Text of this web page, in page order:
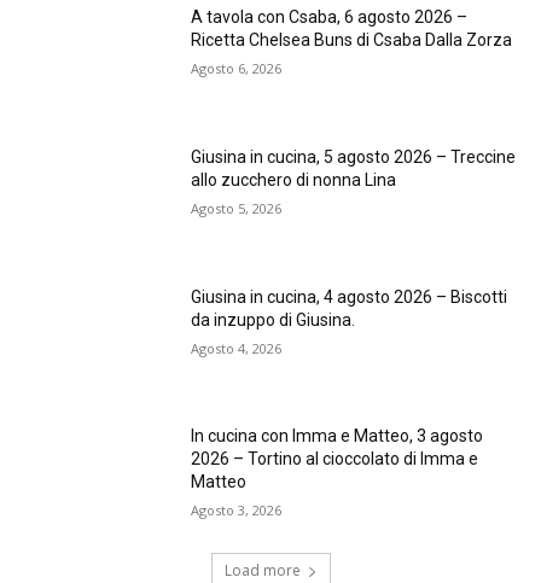
A tavola con Csaba, 6 agosto 2026 –
Ricetta Chelsea Buns di Csaba Dalla Zorza
Agosto 6, 2026
Giusina in cucina, 5 agosto 2026 – Treccine
allo zucchero di nonna Lina
Agosto 5, 2026
Giusina in cucina, 4 agosto 2026 – Biscotti
da inzuppo di Giusina.
Agosto 4, 2026
In cucina con Imma e Matteo, 3 agosto
2026 – Tortino al cioccolato di Imma e
Matteo
Agosto 3, 2026
Load more